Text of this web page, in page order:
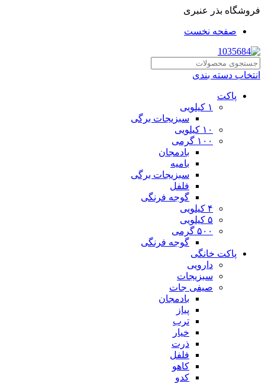
فروشگاه بذر عنبری
صفحه نخست
انتخاب دسته بندی
پاکت
۱ کیلویی
سبزیجات برگی
۱۰ کیلویی
۱۰۰ گرمی
بادمجان
بامیه
سبزیجات برگی
فلفل
گوجه فرنگی
۴ کیلویی
۵ کیلویی
۵۰۰ گرمی
گوجه فرنگی
پاکت خانگی
دارویی
سبزیجات
صیفی جات
بادمجان
پیاز
ترب
خیار
ذرت
فلفل
کاهو
کدو